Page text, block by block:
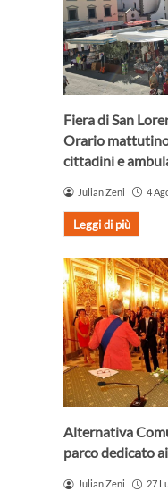
Fiera di San
Orario
cittadini e
Julian Zeni 4
Leggi di più
Alternativa
parco dedicato
Julian Zeni 27